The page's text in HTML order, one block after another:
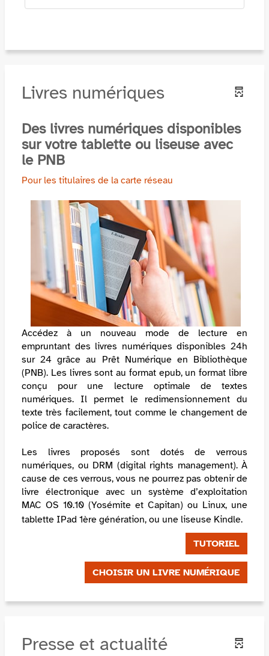
Livres numériques
Des livres numériques disponibles
sur votre tablette ou liseuse avec
le PNB
Pour les titulaires de la carte réseau
Accédez à un nouveau mode de lecture en
empruntant des livres numériques disponibles 24h
sur 24 grâce au Prêt Numérique en Bibliothèque
(PNB). Les livres sont au format epub, un format libre
conçu pour une lecture optimale de textes
numériques. Il permet le redimensionnement du
texte très facilement, tout comme le changement de
police de caractères.
Les livres proposés sont dotés de verrous
numériques, ou DRM (digital rights management). À
cause de ces verrous, vous ne pourrez pas obtenir de
livre électronique avec un système d’exploitation
MAC OS 10.10 (Yosémite et Capitan) ou Linux, une
tablette IPad 1ère génération, ou une liseuse Kindle.
TUTORIEL
CHOISIR UN LIVRE NUMÉRIQUE
Presse et actualité